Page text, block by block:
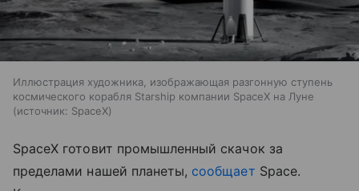
Иллюстрация художника, изображающая разгонную ступень
космического корабля Starship компании SpaceX на Луне
источник: SpaceX
SpaceX готовит промышленный скачок за
пределами нашей планеты, сообщает Space.